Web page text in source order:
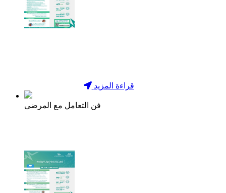
قراءة المزيد
فن التعامل مع المرضى